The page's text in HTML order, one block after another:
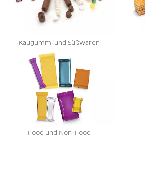
Kaugummi und Süßwaren
Food und Non-Food